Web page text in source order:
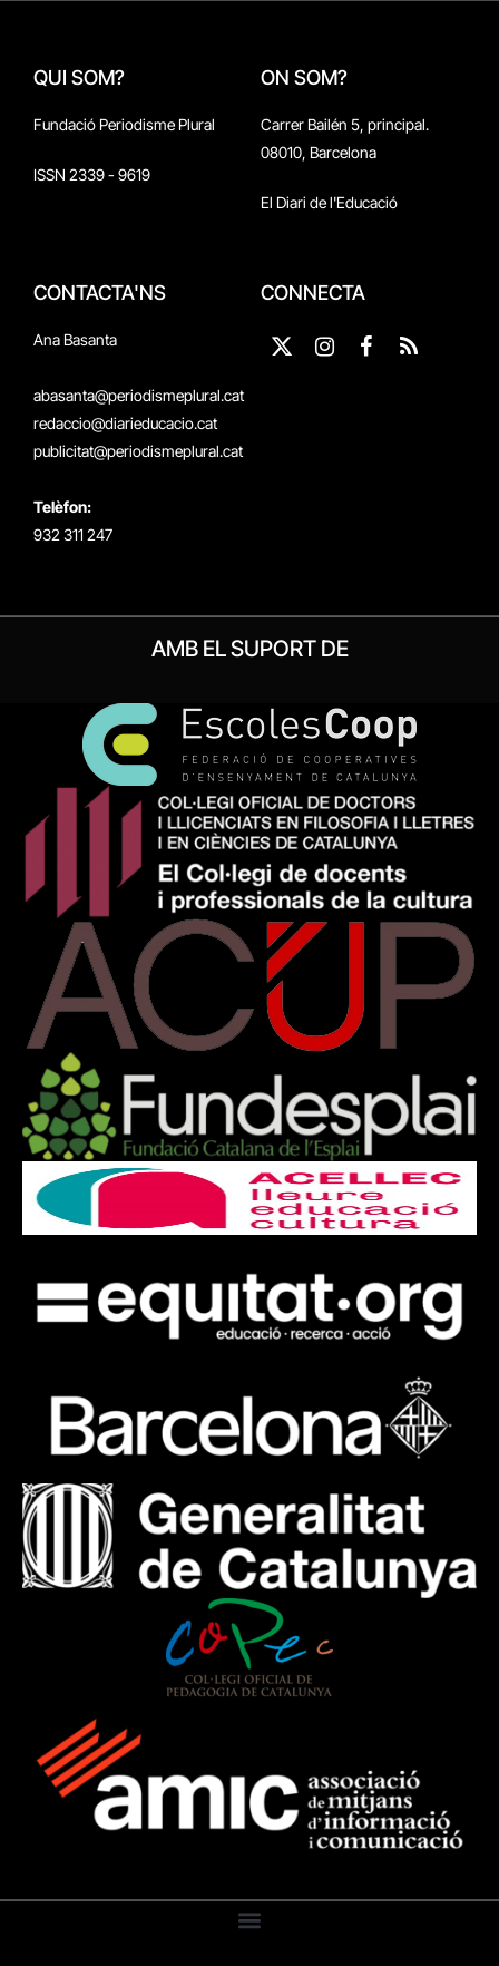
QUI SOM?
Fundació Periodisme Plural
ISSN 2339 - 9619
ON SOM?
Carrer Bailén 5, principal.
08010, Barcelona
El Diari de l'Educació
CONTACTA'NS
Ana Basanta
abasanta@periodismeplural.cat
redaccio@diarieducacio.cat
publicitat@periodismeplural.cat
Telèfon:
932 311 247
CONNECTA
X
Instagram
Facebook
RSS
AMB EL SUPORT DE